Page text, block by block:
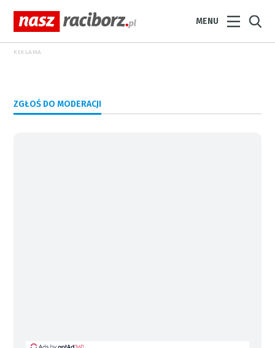
MENU
REKLAMA
ZGŁOŚ DO MODERACJI